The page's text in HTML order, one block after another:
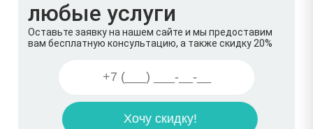
любые услуги
Оставьте заявку на нашем сайте и мы предоставим
вам бесплатную консультацию, а также скидку 20%